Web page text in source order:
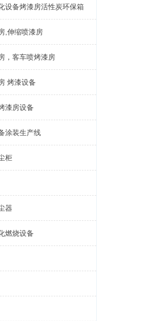
设备烤漆房活性炭环保箱
,伸缩喷漆房
，客车喷烤漆房
烤漆设备
漆房设备
涂装生产线
柜
器
燃烧设备